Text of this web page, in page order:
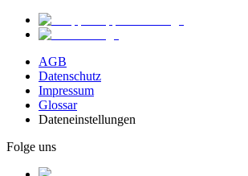
AGB
Datenschutz
Impressum
Glossar
Dateneinstellungen
Folge uns